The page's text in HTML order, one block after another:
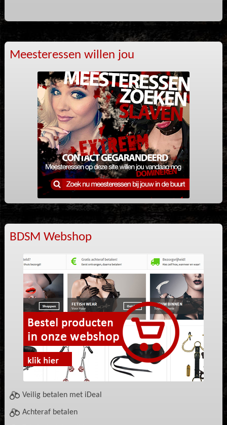
Meesteressen willen jou
BDSM Webshop
Veilig betalen met iDeal
Achteraf betalen